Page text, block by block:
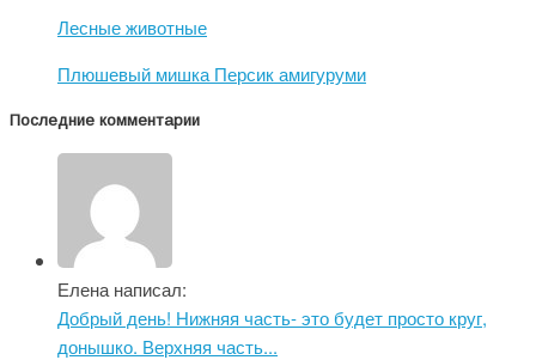
Лесные животные
Плюшевый мишка Персик амигуруми
Последние комментарии
Елена написал:
Добрый день! Нижняя часть- это будет просто круг,
донышко. Верхняя часть...